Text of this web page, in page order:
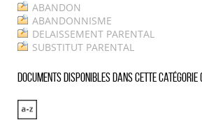
ABANDON
ABANDONNISME
DELAISSEMENT PARENTAL
SUBSTITUT PARENTAL
Documents disponibles dans cette catégorie (